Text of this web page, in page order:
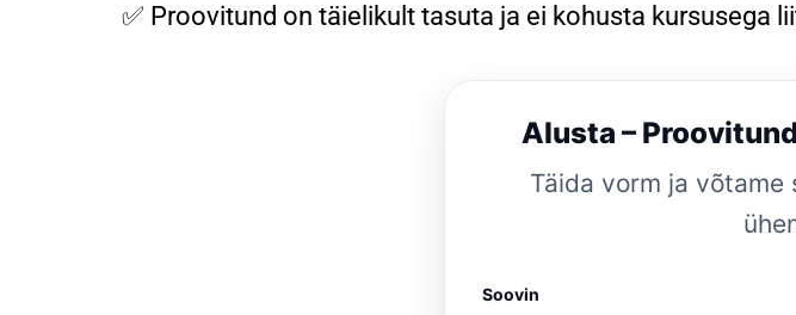
✅ Proovitund on täielikult tasuta ja ei kohusta kursusega
Alusta –
Täida vorm ja võtame
Soovin